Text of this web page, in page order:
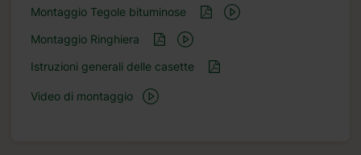
Montaggio Tegole bituminose
Montaggio Ringhiera
Istruzioni generali delle casette
Video di montaggio